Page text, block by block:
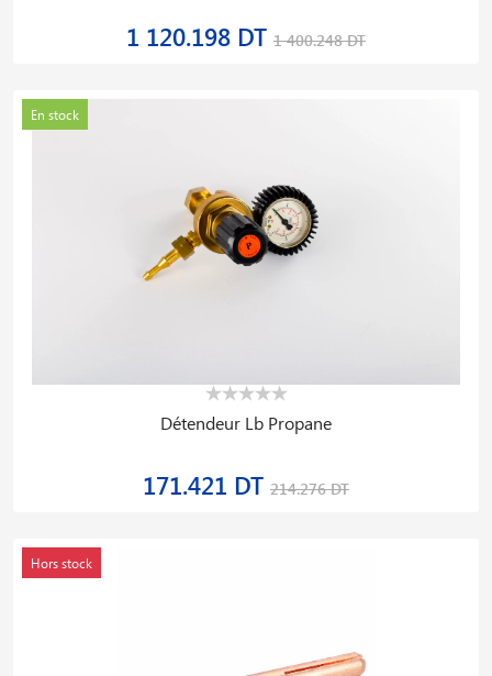
1 120.198 DT 1 400.248 DT
En stock
Détendeur Lb Propane
171.421 DT 214.276 DT
Hors stock